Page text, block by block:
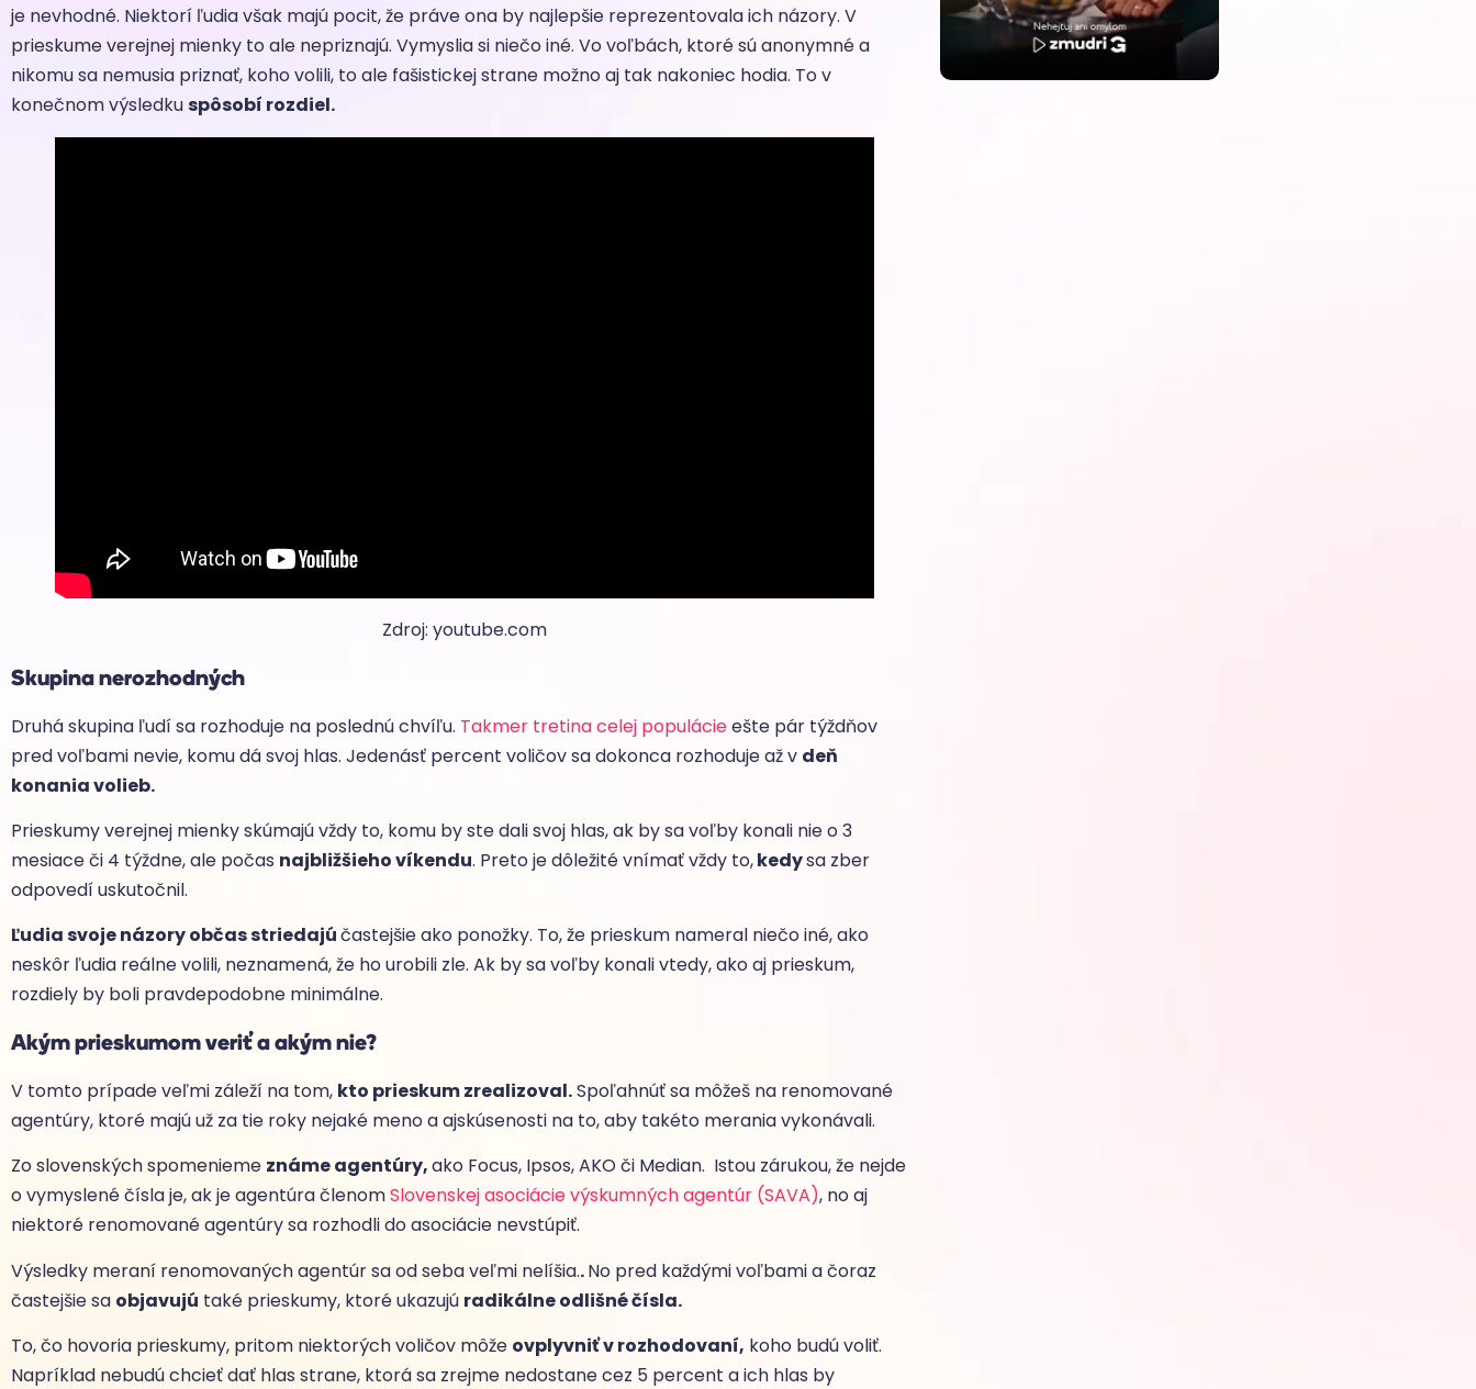
je nevhodné. Niektorí ľudia však majú pocit, že práve ona by najlepšie reprezentovala ich názory. V
prieskume verejnej mienky to ale nepriznajú. Vymyslia si niečo iné. Vo voľbách, ktoré sú anonymné a
nikomu sa nemusia priznať, koho volili, to ale fašistickej strane možno aj tak nakoniec hodia. To v
konečnom výsledku spôsobí rozdiel.
Zdroj: youtube.com
Skupina nerozhodných
Druhá skupina ľudí sa rozhoduje na poslednú chvíľu. Takmer tretina celej populácieešte pár týždňov
pred voľbami nevie, komu dá svoj hlas. Jedenásť percent voličov sa dokonca rozhoduje až v deň
konania volieb.
Prieskumy verejnej mienky skúmajú vždy to, komu by ste dali svoj hlas, ak by sa voľby konali nie o 3
mesiace či 4 týždne, ale počas najbližšieho víkendu. Preto je dôležité vnímať vždy to,kedysa zber
odpovedí uskutočnil.
Ľudia svoje názory občas striedajúčastejšie ako ponožky. To, že prieskum nameral niečo iné, ako
neskôr ľudia reálne volili, neznamená, že ho urobili zle. Ak by sa voľby konali vtedy, ako aj prieskum,
rozdiely by boli pravdepodobne minimálne.
Akým prieskumom veriť a akým nie?
V tomto prípade veľmi záleží na tom, kto prieskum zrealizoval.Spoľahnúť sa môžeš na renomované
agentúry, ktoré majú už za tie roky nejaké meno a ajskúsenosti na to, aby takéto merania vykonávali.
Zo slovenských spomenieme známe agentúry,ako Focus, Ipsos, AKO či Median. Istou zárukou, že nejde
o vymyslené čísla je, ak je agentúra členomSlovenskej asociácie výskumných agentúr (SAVA), no aj
niektoré renomované agentúry sa rozhodli do asociácie nevstúpiť.
Výsledky meraní renomovaných agentúr sa od seba veľmi nelíšia..No pred každými voľbami a čoraz
častejšie sa objavujú také prieskumy, ktoré ukazujú radikálne odlišné čísla.
To, čo hovoria prieskumy, pritom niektorých voličov môže ovplyvniť v rozhodovaní, koho budú voliť.
Napríklad nebudú chcieť dať hlas strane, ktorá sa zrejme nedostane cez 5 percent a ich hlas by